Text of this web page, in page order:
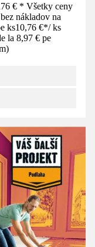
€ * Všetky ceny
nákladov na
ks10,76 €*/ ks
la 8,97 € pe
)